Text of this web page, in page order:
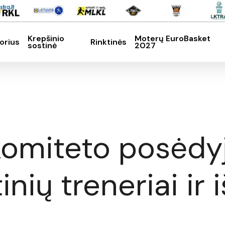
Krepšinio
sostinė Rinktinės Moterų EuroBasket
2027
treneriai ir